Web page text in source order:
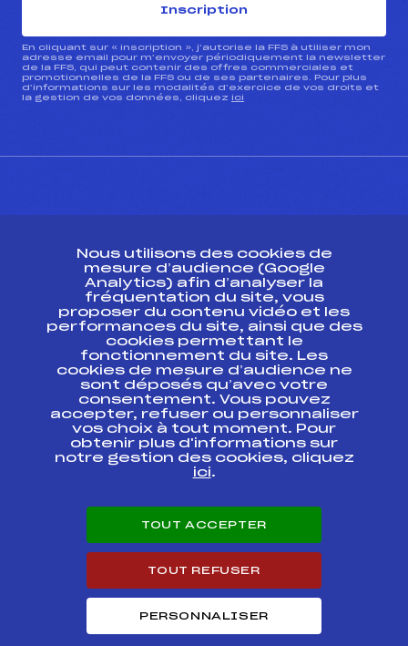
Inscription
En cliquant sur « inscription », j’autorise la FFS à utiliser mon
adresse email pour m’envoyer périodiquement la newsletter
de la FFS, qui peut contenir des offres commerciales et
promotionnelles de la FFS ou de ses partenaires. Pour plus
d’informations sur les modalités d’exercice de vos droits et
la gestion de vos données, cliquez ici
Ressources
Pass’Neige
Projet sportif fédéral
Projet de performance fédéral
Antidopage
Pôle Développement, Formation, Suivi
Scientifique
Listes ministérielles
Pôle vie de l’athlète
Enseignement professionnel
Carrières
Nous utilisons des cookies de
mesure d’audience (Google
Analytics) afin d’analyser la
fréquentation du site, vous
proposer du contenu vidéo et les
performances du site, ainsi que des
cookies permettant le
fonctionnement du site. Les
cookies de mesure d’audience ne
sont déposés qu’avec votre
consentement. Vous pouvez
accepter, refuser ou personnaliser
vos choix à tout moment. Pour
obtenir plus d'informations sur
notre gestion des cookies, cliquez
ici.
TOUT ACCEPTER
TOUT REFUSER
PERSONNALISER